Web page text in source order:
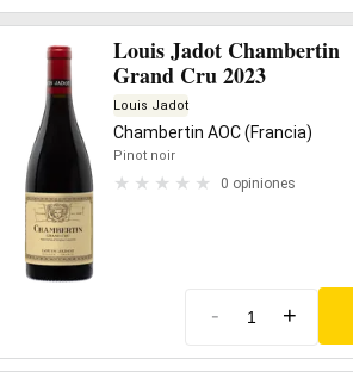
Louis Jadot Chambertin
Grand Cru 2023
Louis Jadot
Chambertin AOC (Francia)
Pinot noir
0 opiniones
- +